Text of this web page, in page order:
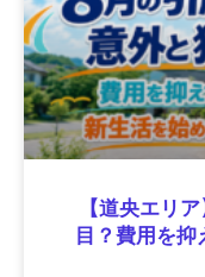
【道央エリ
目？費用を抑